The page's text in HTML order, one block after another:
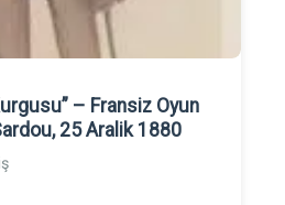
– Fransiz Oyun
25 Aralik 1880